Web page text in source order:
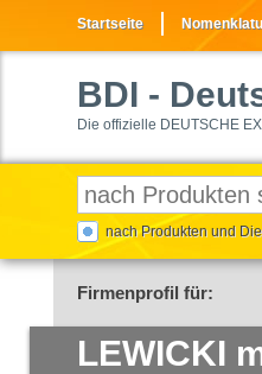
Startseite
BDI -
Die offizielle DEUTSCHE
nach Produkten und
Firmenprofil für:
LEWICKI